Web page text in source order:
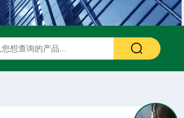
露醇 药用羟苯丙酯 药用阿拉伯胶